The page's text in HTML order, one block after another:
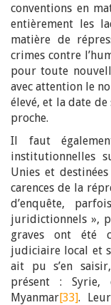
conventions en
entièrement les
matière de
crimes contre
pour toute
avec attention le
élevé, et la date
proche.
Il faut
institutionnelles
Unies et
carences de la
d’enquête,
juridictionnels »,
graves ont été
judiciaire local et
ait pu s’en
présent : Syrie,
Myanmar[33].